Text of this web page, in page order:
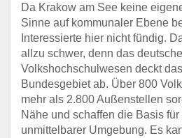
Da Krakow am See keine
Sinne auf kommunaler Ebene
Interessierte hier nicht fündig.
allzu schwer, denn das deutsche
Volkshochschulwesen deckt
Bundesgebiet ab. Über 800
mehr als 2.800 Außenstellen
Nähe und schaffen die Basis
unmittelbarer Umgebung. Es